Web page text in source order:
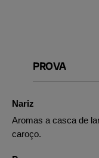
PROVA
Nariz
Aromas a casca de
caroço.